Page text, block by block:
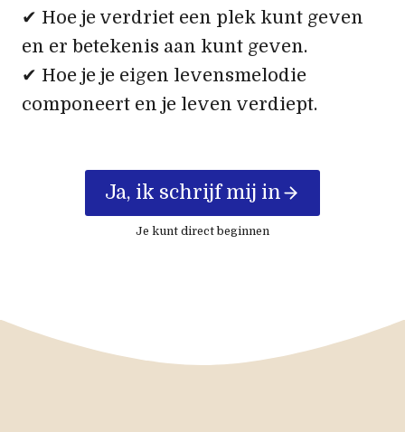
✔ Hoe je verdriet een plek kunt geven
en er betekenis aan kunt geven.
✔ Hoe je je eigen levensmelodie
componeert en je leven verdiept.
Ja, ik schrijf mij in
Je kunt direct beginnen